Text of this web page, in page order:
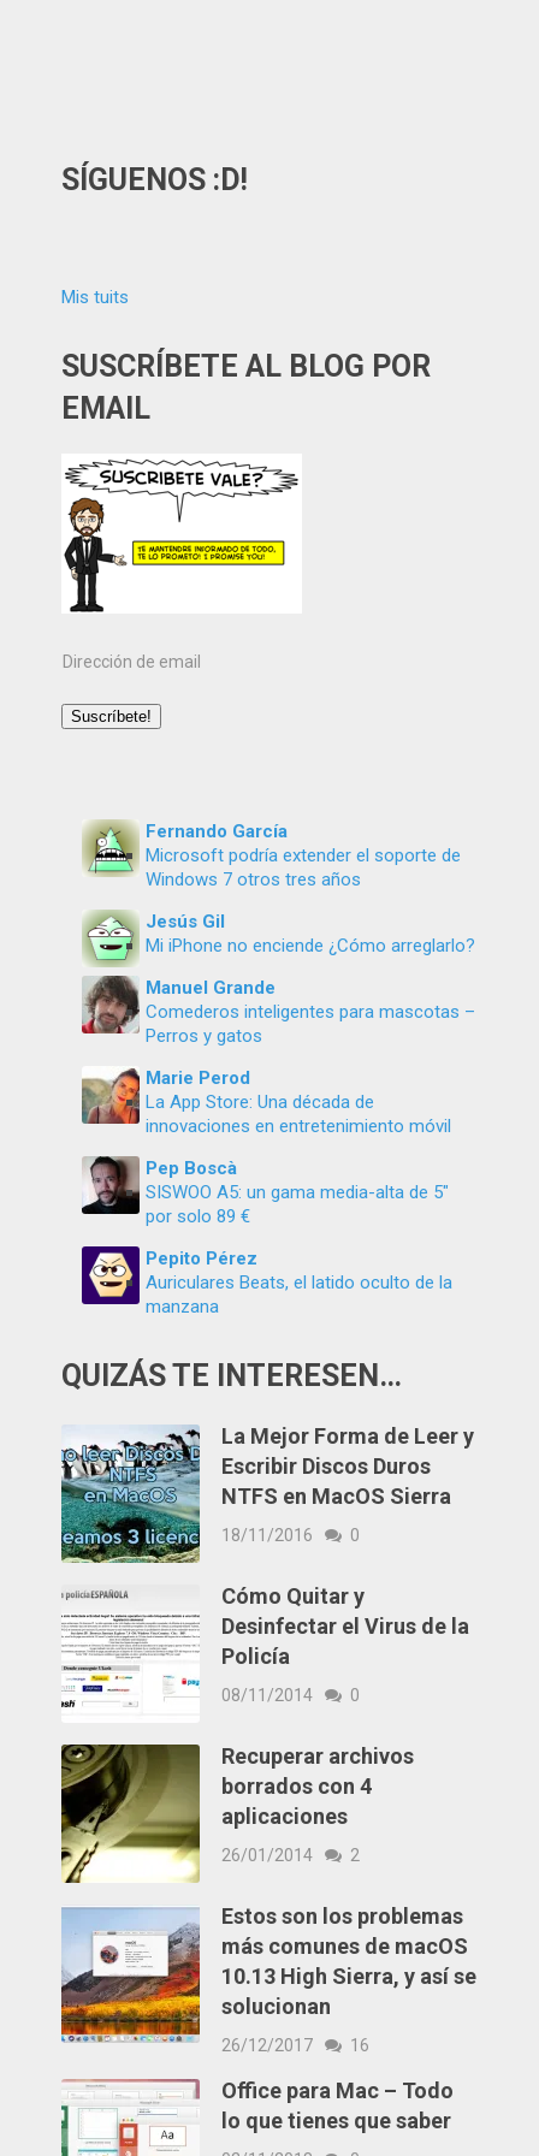
SÍGUENOS :D!
Mis tuits
SUSCRÍBETE AL BLOG POR
EMAIL
Dirección
email
Suscríbete!
Fernando García
Microsoft podría extender el soporte de
Windows 7 otros tres años
Jesús Gil
Mi iPhone no enciende ¿Cómo arreglarlo?
Manuel Grande
Comederos inteligentes para mascotas –
Perros y gatos
Marie Perod
La App Store: Una década de
innovaciones en entretenimiento móvil
Pep Boscà
SISWOO A5: un gama media-alta de 5″
por solo 89 €
Pepito Pérez
Auriculares Beats, el latido oculto de la
manzana
QUIZÁS TE INTERESEN…
La Mejor Forma de Leer y
Escribir Discos Duros
NTFS en MacOS Sierra
18/11/2016 0
Cómo Quitar y
Desinfectar el Virus de la
Policía
08/11/2014 0
Recuperar archivos
borrados con 4
aplicaciones
26/01/2014 2
Estos son los problemas
más comunes de macOS
10.13 High Sierra, y así se
solucionan
26/12/2017 16
Office para Mac – Todo
lo que tienes que saber